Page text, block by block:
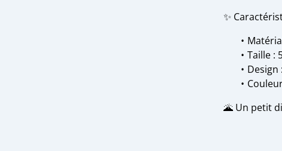
✨
Taille :
Design
🌋 Un petit